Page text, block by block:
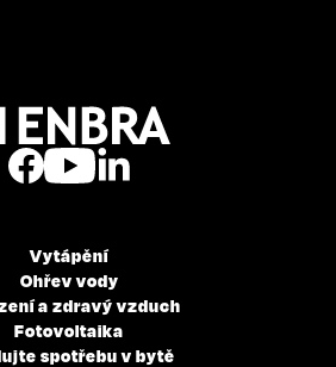
Vytápění
Ohřev vody
a zdravý vzduch
Fotovoltaika
spotřebu v bytě